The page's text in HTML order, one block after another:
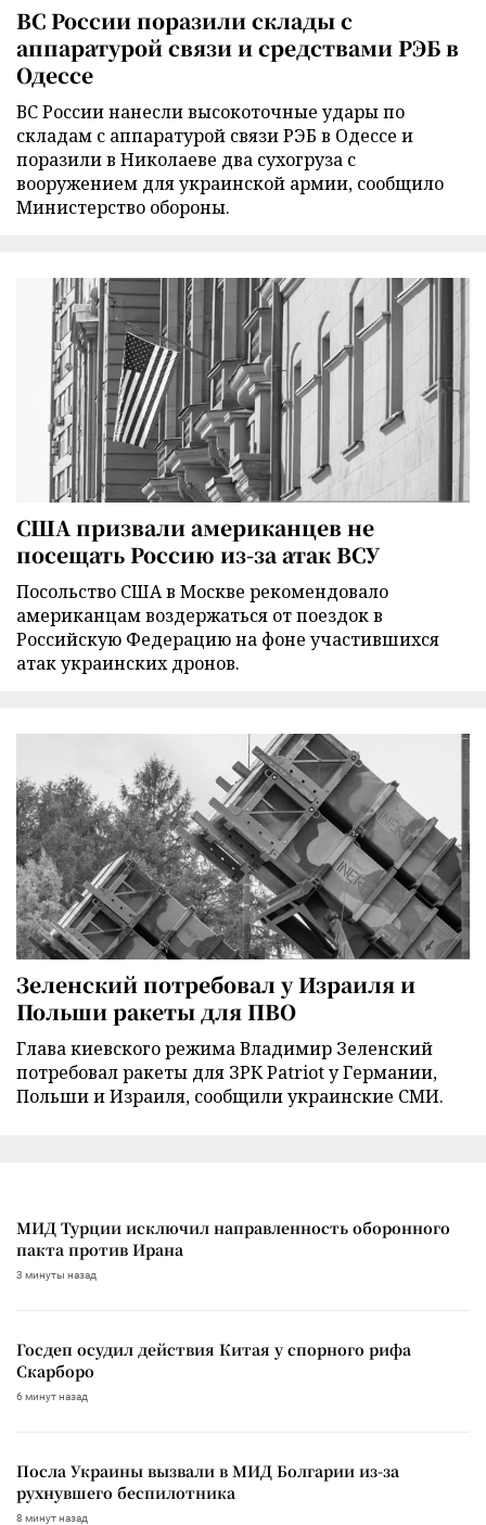
ВС России поразили склады с
аппаратурой связи и средствами РЭБ в
Одессе
ВС России нанесли высокоточные удары по
складам с аппаратурой связи РЭБ в Одессе и
поразили в Николаеве два сухогруза с
вооружением для украинской армии, сообщило
Министерство обороны.
США призвали американцев не
посещать Россию из-за атак ВСУ
Посольство США в Москве рекомендовало
американцам воздержаться от поездок в
Российскую Федерацию на фоне участившихся
атак украинских дронов.
Зеленский потребовал у Израиля и
Польши ракеты для ПВО
Глава киевского режима Владимир Зеленский
потребовал ракеты для ЗРК Patriot у Германии,
Польши и Израиля, сообщили украинские СМИ.
МИД Турции исключил направленность оборонного
пакта против Ирана
3 минуты назад
Госдеп осудил действия Китая у спорного рифа
Скарборо
6 минут назад
Посла Украины вызвали в МИД Болгарии из-за
рухнувшего беспилотника
8 минут назад